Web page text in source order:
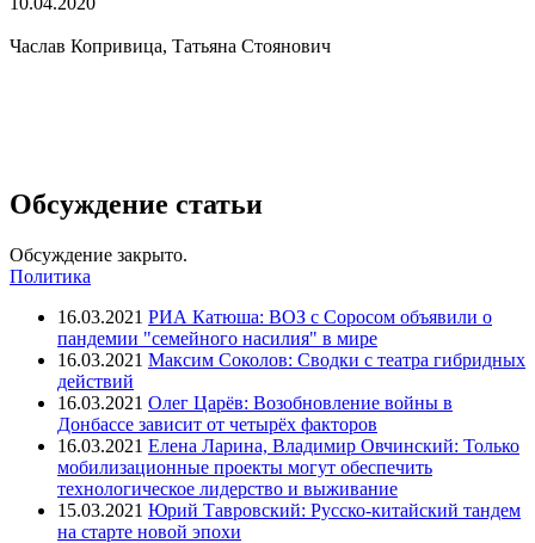
Часлав Копривица, Татьяна Стоянович
Обсуждение статьи
Обсуждение закрыто.
Политика
16.03.2021 РИА Катюша: ВОЗ с Соросом объявили о
пандемии "семейного насилия" в мире
16.03.2021 Максим Соколов: Сводки с театра гибридных
действий
16.03.2021 Олег Царёв: Возобновление войны в
Донбассе зависит от четырёх факторов
16.03.2021 Елена Ларина, Владимир Овчинский: Только
мобилизационные проекты могут обеспечить
технологическое лидерство и выживание
15.03.2021 Юрий Тавровский: Русско-китайский тандем
на старте новой эпохи